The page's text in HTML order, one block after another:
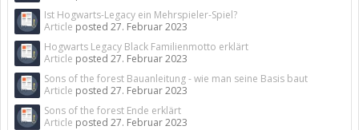
Ist Hogwarts-Legacy ein Mehrspieler-Spiel?
Article posted 27. Februar 2023
Hogwarts Legacy Black Familienmotto erklärt
Article posted 27. Februar 2023
Sons of the forest Bauanleitung - wie man seine Basis baut
Article posted 27. Februar 2023
Sons of the forest Ende erklärt
Article posted 27. Februar 2023